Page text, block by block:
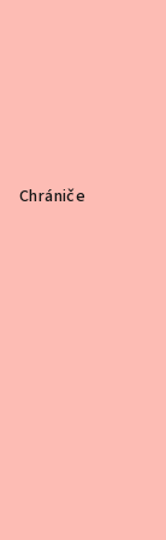
Chrániče